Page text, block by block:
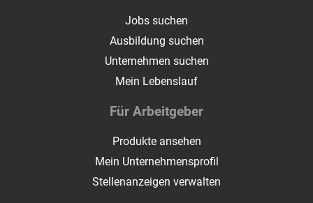
Jobs suchen
Ausbildung suchen
Unternehmen suchen
Mein Lebenslauf
Für Arbeitgeber
Produkte ansehen
Mein Unternehmensprofil
Stellenanzeigen verwalten